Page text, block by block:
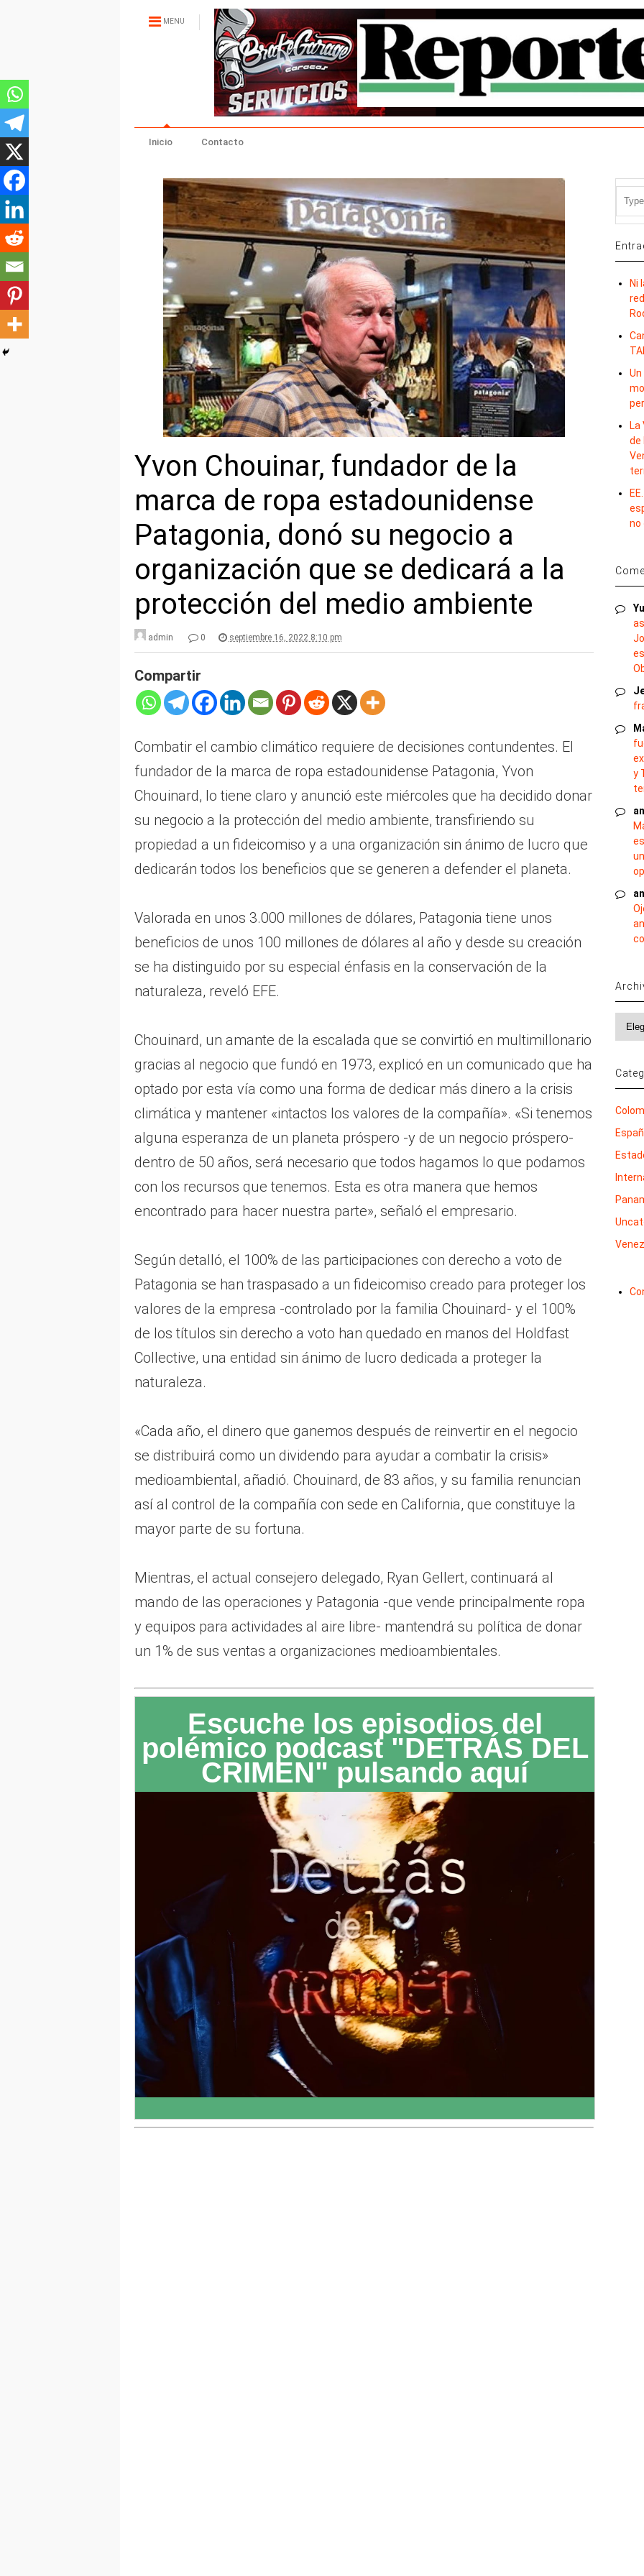
MENU
Inicio Contacto
Yvon Chouinar, fundador de la
marca de ropa estadounidense
Patagonia, donó su negocio a
organización que se dedicará a la
protección del medio ambiente
admin 0 septiembre 16, 2022 8:10 pm
Compartir
Combatir el cambio climático requiere de decisiones contundentes. El
fundador de la marca de ropa estadounidense Patagonia, Yvon
Chouinard, lo tiene claro y anunció este miércoles que ha decidido donar
su negocio a la protección del medio ambiente, transfiriendo su
propiedad a un fideicomiso y a una organización sin ánimo de lucro que
dedicarán todos los beneficios que se generen a defender el planeta.
Valorada en unos 3.000 millones de dólares, Patagonia tiene unos
beneficios de unos 100 millones de dólares al año y desde su creación
se ha distinguido por su especial énfasis en la conservación de la
naturaleza, reveló EFE.
Chouinard, un amante de la escalada que se convirtió en multimillonario
gracias al negocio que fundó en 1973, explicó en un comunicado que ha
optado por esta vía como una forma de dedicar más dinero a la crisis
climática y mantener «intactos los valores de la compañía». «Si tenemos
alguna esperanza de un planeta próspero -y de un negocio próspero-
dentro de 50 años, será necesario que todos hagamos lo que podamos
con los recursos que tenemos. Esta es otra manera que hemos
encontrado para hacer nuestra parte», señaló el empresario.
Según detalló, el 100% de las participaciones con derecho a voto de
Patagonia se han traspasado a un fideicomiso creado para proteger los
valores de la empresa -controlado por la familia Chouinard- y el 100%
de los títulos sin derecho a voto han quedado en manos del Holdfast
Collective, una entidad sin ánimo de lucro dedicada a proteger la
naturaleza.
«Cada año, el dinero que ganemos después de reinvertir en el negocio
se distribuirá como un dividendo para ayudar a combatir la crisis»
medioambiental, añadió. Chouinard, de 83 años, y su familia renuncian
así al control de la compañía con sede en California, que constituye la
mayor parte de su fortuna.
Mientras, el actual consejero delegado, Ryan Gellert, continuará al
mando de las operaciones y Patagonia -que vende principalmente ropa
y equipos para actividades al aire libre- mantendrá su política de donar
un 1% de sus ventas a organizaciones medioambientales.
Escuche los episodios del
polémico podcast "DETRÁS DEL
CRIMEN" pulsando aquí
Ni
La
de
no
y